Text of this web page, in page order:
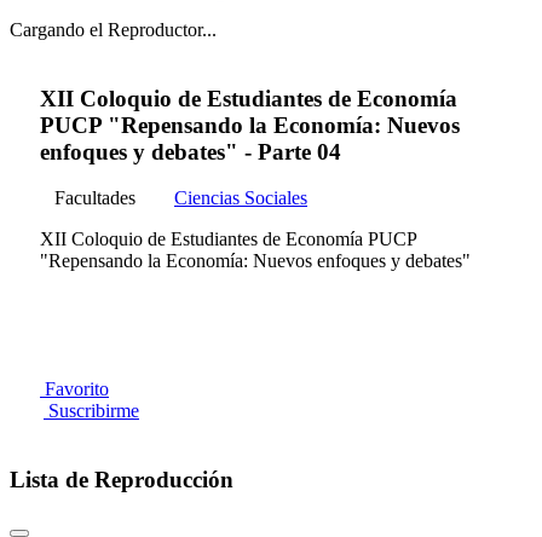
Cargando el Reproductor...
XII Coloquio de Estudiantes de Economía
PUCP "Repensando la Economía: Nuevos
enfoques y debates" - Parte 04
Facultades
Ciencias Sociales
XII Coloquio de Estudiantes de Economía PUCP
"Repensando la Economía: Nuevos enfoques y debates"
Favorito
Suscribirme
Lista de Reproducción